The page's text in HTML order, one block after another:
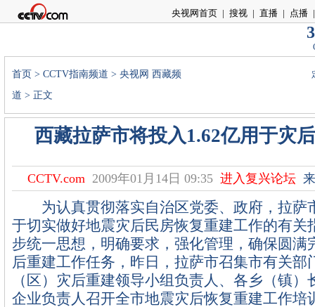
央视网首页 | 搜视 | 直播 | 点播 |
首页 > CCTV指南频道 > 央视网 西藏频
道 > 正文
西藏拉萨市将投入1.62亿用于灾
CCTV.com 2009年01月14日 09:35 进入复兴论坛来
为认真贯彻落实自治区党委、政府，拉萨
于切实做好地震灾后民房恢复重建工作的有关
步统一思想，明确要求，强化管理，确保圆满
后重建工作任务，昨日，拉萨市召集市有关部
（区）灾后重建领导小组负责人、各乡（镇）
企业负责人召开全市地震灾后恢复重建工作培